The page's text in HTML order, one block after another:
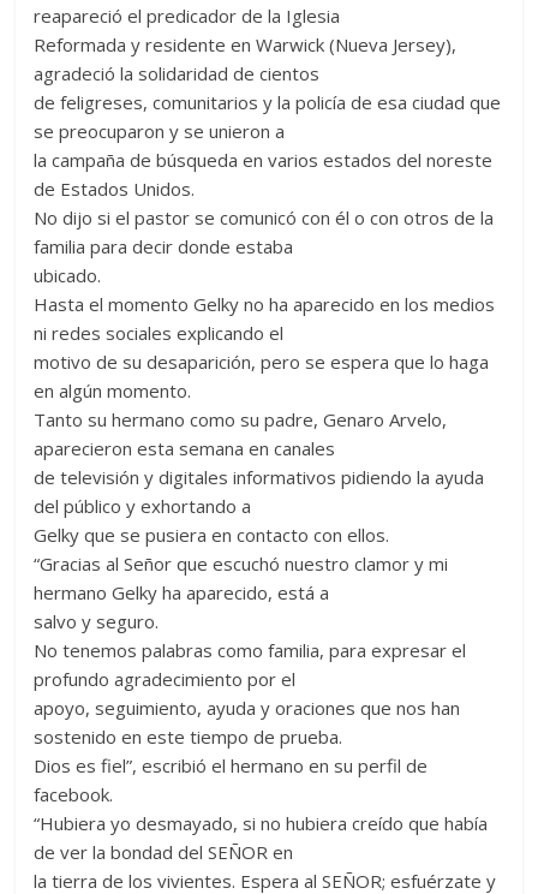
reapareció el predicador de la Iglesia
Reformada y residente en Warwick (Nueva Jersey),
agradeció la solidaridad de cientos
de feligreses, comunitarios y la policía de esa ciudad que
se preocuparon y se unieron a
la campaña de búsqueda en varios estados del noreste
de Estados Unidos.
No dijo si el pastor se comunicó con él o con otros de la
familia para decir donde estaba
ubicado.
Hasta el momento Gelky no ha aparecido en los medios
ni redes sociales explicando el
motivo de su desaparición, pero se espera que lo haga
en algún momento.
Tanto su hermano como su padre, Genaro Arvelo,
aparecieron esta semana en canales
de televisión y digitales informativos pidiendo la ayuda
del público y exhortando a
Gelky que se pusiera en contacto con ellos.
“Gracias al Señor que escuchó nuestro clamor y mi
hermano Gelky ha aparecido, está a
salvo y seguro.
No tenemos palabras como familia, para expresar el
profundo agradecimiento por el
apoyo, seguimiento, ayuda y oraciones que nos han
sostenido en este tiempo de prueba.
Dios es fiel”, escribió el hermano en su perfil de
facebook.
“Hubiera yo desmayado, si no hubiera creído que había
de ver la bondad del SEÑOR en
la tierra de los vivientes. Espera al SEÑOR; esfuérzate y